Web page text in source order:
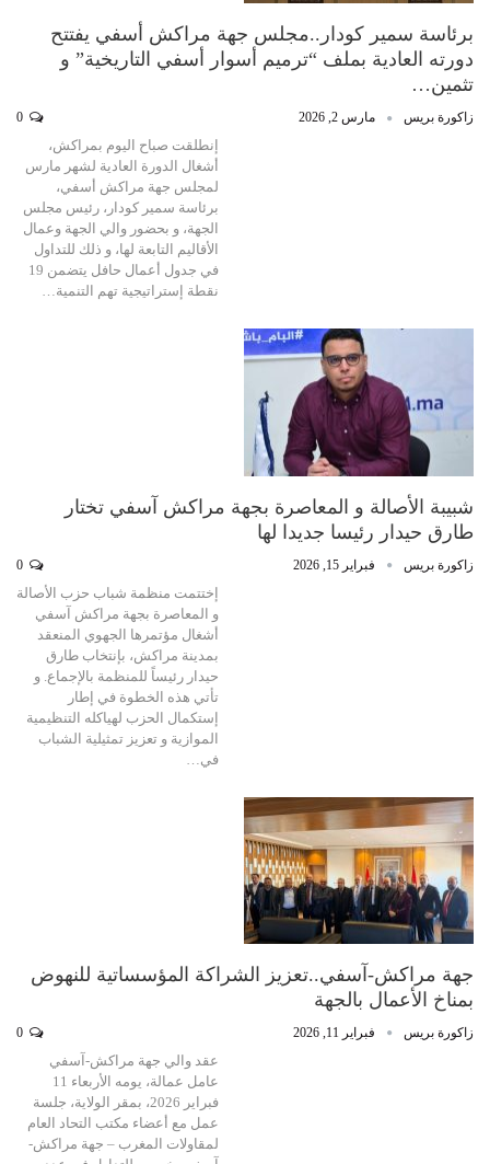
برئاسة سمير كودار..مجلس جهة مراكش أسفي يفتتح
دورته العادية بملف “ترميم أسوار أسفي التاريخية” و
تثمين…
زاكورة بريس مارس 2, 2026
إنطلقت صباح اليوم بمراكش،
أشغال الدورة العادية لشهر مارس
لمجلس جهة مراكش أسفي،
برئاسة سمير كودار، رئيس مجلس
الجهة، و بحضور والي الجهة وعمال
الأقاليم التابعة لها، و ذلك للتداول
في جدول أعمال حافل يتضمن 19
نقطة إستراتيجية تهم التنمية…
شبيبة الأصالة و المعاصرة بجهة مراكش آسفي تختار
طارق حيدار رئيسا جديدا لها
زاكورة بريس فبراير 15, 2026
إختتمت منظمة شباب حزب الأصالة
و المعاصرة بجهة مراكش آسفي
أشغال مؤتمرها الجهوي المنعقد
بمدينة مراكش، بإنتخاب طارق
حيدار رئيساً للمنظمة بالإجماع. و
تأتي هذه الخطوة في إطار
إستكمال الحزب لهياكله التنظيمية
الموازية و تعزيز تمثيلية الشباب
في…
جهة مراكش-آسفي..تعزيز الشراكة المؤسساتية للنهوض
بمناخ الأعمال بالجهة
زاكورة بريس فبراير 11, 2026
عقد والي جهة مراكش-آسفي
عامل عمالة، يومه الأربعاء 11
فبراير 2026، بمقر الولاية، جلسة
عمل مع أعضاء مكتب التحاد العام
لمقاولات المغرب – جهة مراكش-